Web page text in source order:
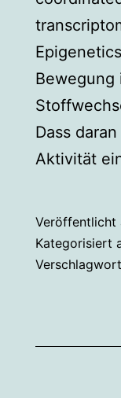
Bewegung
Dass
Aktivität
Veröffentlicht
Kategorisiert